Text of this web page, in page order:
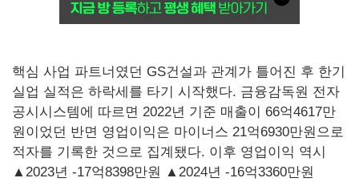
핵심 사업 파트너였던 GS건설과 관계가 틀어진 후 한기
실업 실적은 하락세를 타기 시작했다. 금융감독원 전자
공시시스템에 따르면 2022년 기준 매출이 66억4617만
원이었던 반면 영업이익은 마이너스 21억6930만원으로
적자를 기록한 것으로 집계됐다. 이후 영업이익 역시
▲2023년 -17억8398만원 ▲2024년 -16억3360만원